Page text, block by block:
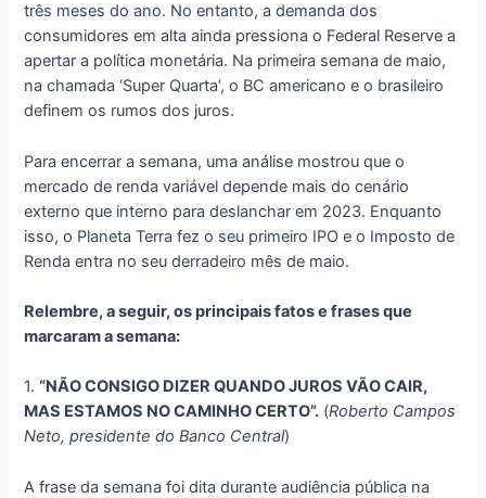
três meses do ano. No entanto, a demanda dos
consumidores em alta ainda pressiona o Federal Reserve a
apertar a política monetária. Na primeira semana de maio,
na chamada ‘Super Quarta’, o BC americano e o brasileiro
definem os rumos dos juros.
Para encerrar a semana, uma análise mostrou que o
mercado de renda variável depende mais do cenário
externo que interno para deslanchar em 2023. Enquanto
isso, o Planeta Terra fez o seu primeiro IPO e o Imposto de
Renda entra no seu derradeiro mês de maio.
Relembre, a seguir, os principais fatos e frases que
marcaram a semana:
1.“NÃO CONSIGO DIZER QUANDO JUROS VÃO CAIR,
MAS ESTAMOS NO CAMINHO CERTO”. (Roberto Campos
Neto, presidente do Banco Central)
A frase da semana foi dita durante audiência pública na